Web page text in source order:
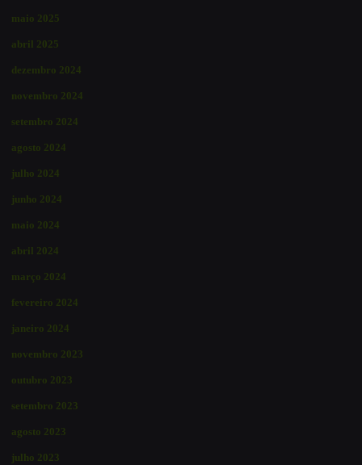
maio 2025
abril 2025
dezembro 2024
novembro 2024
setembro 2024
agosto 2024
julho 2024
junho 2024
maio 2024
abril 2024
março 2024
fevereiro 2024
janeiro 2024
novembro 2023
outubro 2023
setembro 2023
agosto 2023
julho 2023